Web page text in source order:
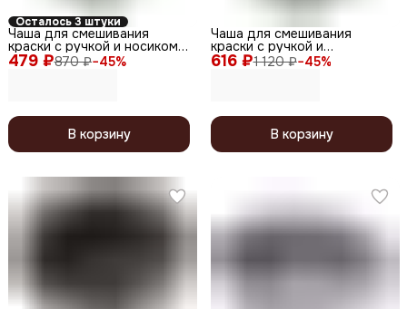
Осталось 3 штуки
479 ₽870 ₽−45%
Чаша для смешивания
краски с ручкой и носиком
T-1202, пластик, черный,
260 мл
В корзину
616 ₽1 120 ₽−45%
Чаша для смешивания
краски с ручкой и
перегородкой T-1207,
пластик, черный, 2 х 375 мл
В корзину